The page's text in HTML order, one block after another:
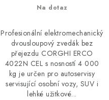
Na dotaz
Profesionální elektromechanický
dvousloupový zvedák bez
přejezdu CORGHI ERCO
4022N CEL s nosností 4 000
kg je určen pro autoservisy
servisující osobní vozy, SUV i
lehké užitkové...